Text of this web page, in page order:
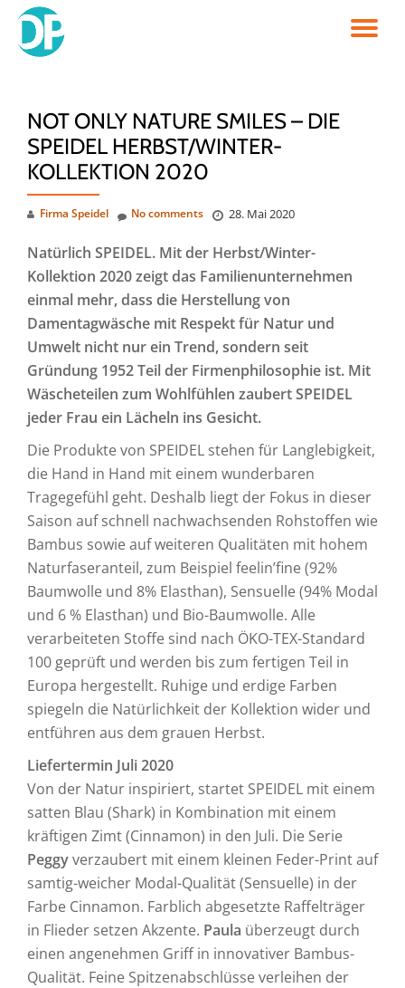
Skip
NOT ONLY NATURE SMILES – DIE
SPEIDEL HERBST/WINTER-
KOLLEKTION 2020
Firma Speidel 28. Mai 2020
No comments
Natürlich SPEIDEL. Mit der Herbst/Winter-
Kollektion 2020 zeigt das Familienunternehmen
einmal mehr, dass die Herstellung von
Damentagwäsche mit Respekt für Natur und
Umwelt nicht nur ein Trend, sondern seit
Gründung 1952 Teil der Firmenphilosophie ist. Mit
Wäscheteilen zum Wohlfühlen zaubert SPEIDEL
jeder Frau ein Lächeln ins Gesicht.
Die Produkte von SPEIDEL stehen für Langlebigkeit,
die Hand in Hand mit einem wunderbaren
Tragegefühl geht. Deshalb liegt der Fokus in dieser
Saison auf schnell nachwachsenden Rohstoffen wie
Bambus sowie auf weiteren Qualitäten mit hohem
Naturfaseranteil, zum Beispiel feelin’fine (92%
Baumwolle und 8% Elasthan), Sensuelle (94% Modal
und 6 % Elasthan) und Bio-Baumwolle. Alle
verarbeiteten Stoffe sind nach ÖKO-TEX-Standard
100 geprüft und werden bis zum fertigen Teil in
Europa hergestellt. Ruhige und erdige Farben
spiegeln die Natürlichkeit der Kollektion wider und
entführen aus dem grauen Herbst.
Liefertermin Juli 2020
Von der Natur inspiriert, startet SPEIDEL mit einem
satten Blau (Shark) in Kombination mit einem
kräftigen Zimt (Cinnamon) in den Juli. Die Serie
Peggyverzaubert mit einem kleinen Feder-Print auf
samtig-weicher Modal-Qualität (Sensuelle) in der
Farbe Cinnamon. Farblich abgesetzte Raffelträger
in Flieder setzen Akzente. Paula überzeugt durch
einen angenehmen Griff in innovativer Bambus-
Qualität. Feine Spitzenabschlüsse verleihen der